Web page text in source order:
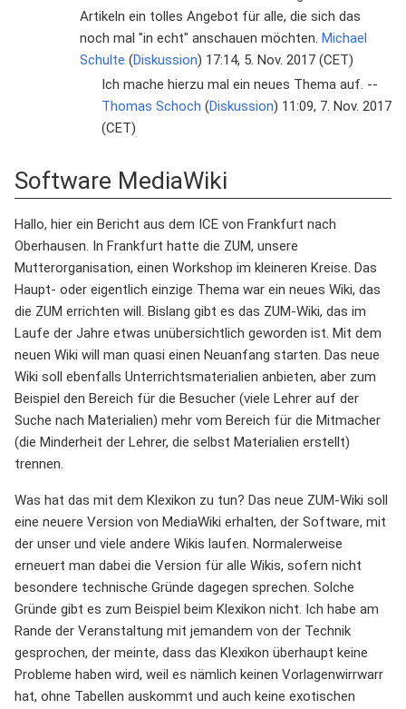
Artikeln ein tolles Angebot für alle, die sich das
noch mal "in echt" anschauen möchten. Michael
Schulte (Diskussion) 17:14, 5. Nov. 2017 (CET)
Ich mache hierzu mal ein neues Thema auf. --
Thomas Schoch (Diskussion) 11:09, 7. Nov. 2017
(CET)
Software MediaWiki
Hallo, hier ein Bericht aus dem ICE von Frankfurt nach
Oberhausen. In Frankfurt hatte die ZUM, unsere
Mutterorganisation, einen Workshop im kleineren Kreise. Das
Haupt- oder eigentlich einzige Thema war ein neues Wiki, das
die ZUM errichten will. Bislang gibt es das ZUM-Wiki, das im
Laufe der Jahre etwas unübersichtlich geworden ist. Mit dem
neuen Wiki will man quasi einen Neuanfang starten. Das neue
Wiki soll ebenfalls Unterrichtsmaterialien anbieten, aber zum
Beispiel den Bereich für die Besucher (viele Lehrer auf der
Suche nach Materialien) mehr vom Bereich für die Mitmacher
(die Minderheit der Lehrer, die selbst Materialien erstellt)
trennen.
Was hat das mit dem Klexikon zu tun? Das neue ZUM-Wiki soll
eine neuere Version von MediaWiki erhalten, der Software, mit
der unser und viele andere Wikis laufen. Normalerweise
erneuert man dabei die Version für alle Wikis, sofern nicht
besondere technische Gründe dagegen sprechen. Solche
Gründe gibt es zum Beispiel beim Klexikon nicht. Ich habe am
Rande der Veranstaltung mit jemandem von der Technik
gesprochen, der meinte, dass das Klexikon überhaupt keine
Probleme haben wird, weil es nämlich keinen Vorlagenwirrwarr
hat, ohne Tabellen auskommt und auch keine exotischen